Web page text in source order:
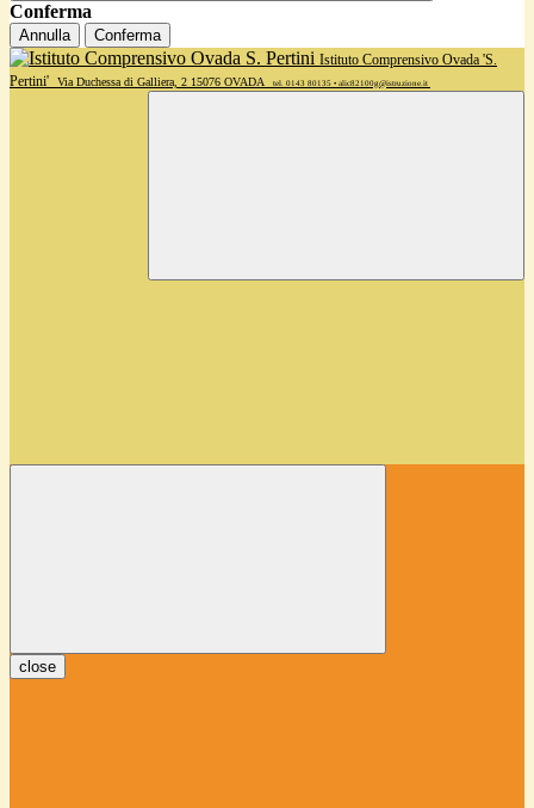
Conferma
Annulla Conferma
Istituto Comprensivo Ovada 'S.
Pertini'
Via Duchessa di Galliera, 2 15076 OVADA tel. 0143 80135 • alic82100g@istruzione.it
close